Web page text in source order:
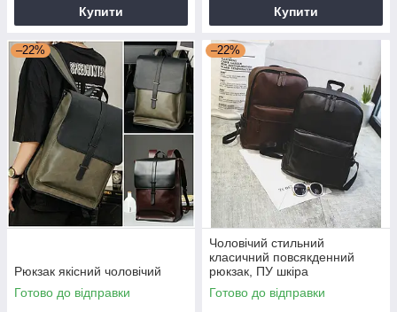
Купити Купити
–22%
Рюкзак якісний чоловічий
Готово до відправки
–22%
Чоловічий стильний
класичний повсякденний
рюкзак, ПУ шкіра
Готово до відправки